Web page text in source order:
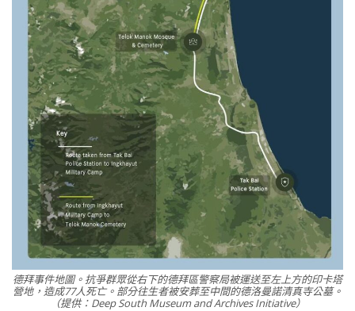
德拜事件地圖。抗爭群眾從右下的德拜區警察局被運送至左上方的印卡塔
營地，造成77人死亡。部分往生者被安葬至中間的德洛曼諾清真寺公墓。
（提供：Deep South Museum and Archives Initiative）